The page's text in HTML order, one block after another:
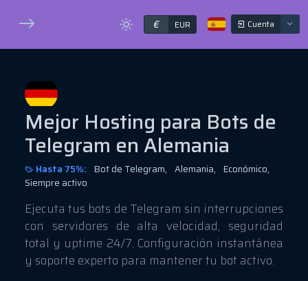
€ EUR Cuenta
Mejor Hosting para Bots de
Telegram en Alemania
Hasta 75%: Bot de Telegram, Alemania,
Económico,
Siempre activo
Ejecuta tus bots de Telegram sin interrupciones
con servidores de alta velocidad, seguridad
total y uptime 24/7. Configuración instantánea
y soporte experto para mantener tu bot activo.